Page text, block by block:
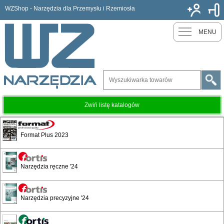
WZShop - Narzędzia dla Przemysłu i Rzemiosła Nowy
MENU
Zwiń listę katalogów
Format Plus 2023
Narzędzia ręczne '24
Narzędzia precyzyjne '24